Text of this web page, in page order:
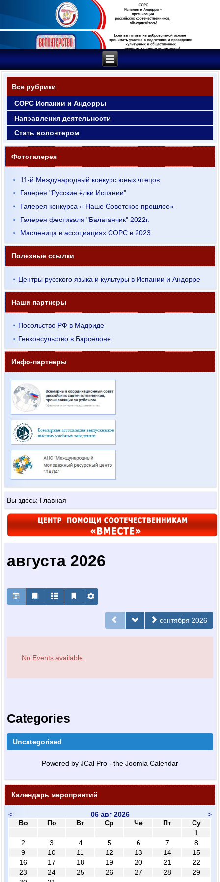
Все рубрики
СОРС Испании и Андорры
Направления деятельности
Стать волонтером
Фотогалерея
11-й Международный конкурс юных чтецов
Галерея "Русские ёлки Испании"
Галерея конкурса « Наше Советское прошлое»
Галерея фестиваля "Балаганчик" 2022г.
Масленица в ассоциациях СОРС в 2023
Полезные ссылки
Центры русского языка и культуры в Испании и Андорре
Наши партнеры
Посольство РФ в Мадриде
Генконсульство в Барселоне
Инфо-партнеры
Вы здесь: Главная
августа 2026
сентября 2026
No Events available.
Categories
Uncategorised
Powered by JCal Pro - the Joomla Calendar
Календарь мероприятий
< >
06 авг 2026
Во
По Вт Ср Че Пт
Су
1
2
3 4 5 6 7
8
9
10 11 12 13 14
15
16
17 18 19 20 21
22
23
24 25 26 27 28
29